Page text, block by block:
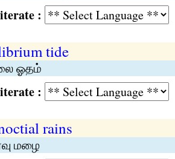
:
tide
ஓதம்
:
rains
மழை